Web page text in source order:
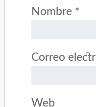
Nombre *
Correo
Web